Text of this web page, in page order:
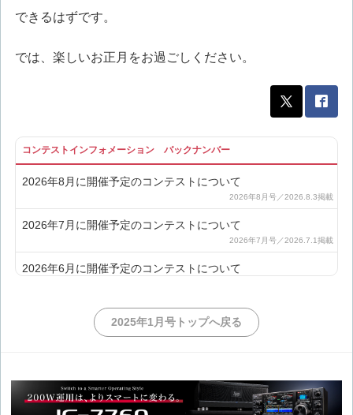
できるはずです。
では、楽しいお正月をお過ごしください。
コンテストインフォメーション バックナンバー
2026年8月に開催予定のコンテストについて
2026年7月に開催予定のコンテストについて
2026年6月に開催予定のコンテストについて
2026年5月の注目コンテスト
2026年2月のコンテストレビューと2026年3月の注目コンテス
2025年1月号トップへ戻る